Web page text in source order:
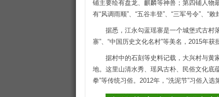
铺主要绘有盘龙、麒麟等神兽；第四铺人物
有“风调雨顺”、“五谷丰登”、“三军号令”、“
据悉，江永勾蓝瑶寨是一个城堡式古村
寨”、“中国历史文化名村”等美名，2015年获
据村中的石刻等史料记载，大兴村与黄
地。这里山清水秀、瑶风古朴、民俗文化底
拳”等传统习俗。2012年，“洗泥节”习俗入选